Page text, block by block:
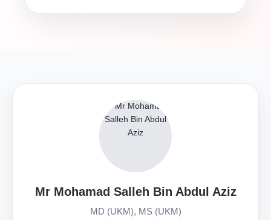
Mr Mohamad Salleh Bin Abdul Aziz
MD (UKM), MS (UKM)